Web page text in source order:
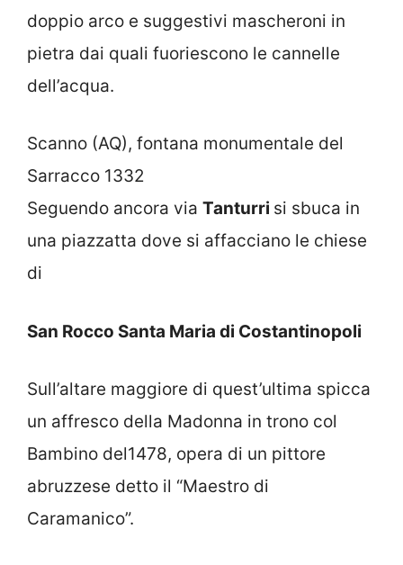
doppio arco e suggestivi mascheroni in
pietra dai quali fuoriescono le cannelle
dell’acqua.
Scanno (AQ), fontana monumentale del
Sarracco 1332
Seguendo ancora via Tanturri si sbuca in
una piazzatta dove si affacciano le chiese
di
San Rocco Santa Maria di Costantinopoli
Sull’altare maggiore di quest’ultima spicca
un affresco della Madonna in trono col
Bambino del1478, opera di un pittore
abruzzese detto il “Maestro di
Caramanico”.